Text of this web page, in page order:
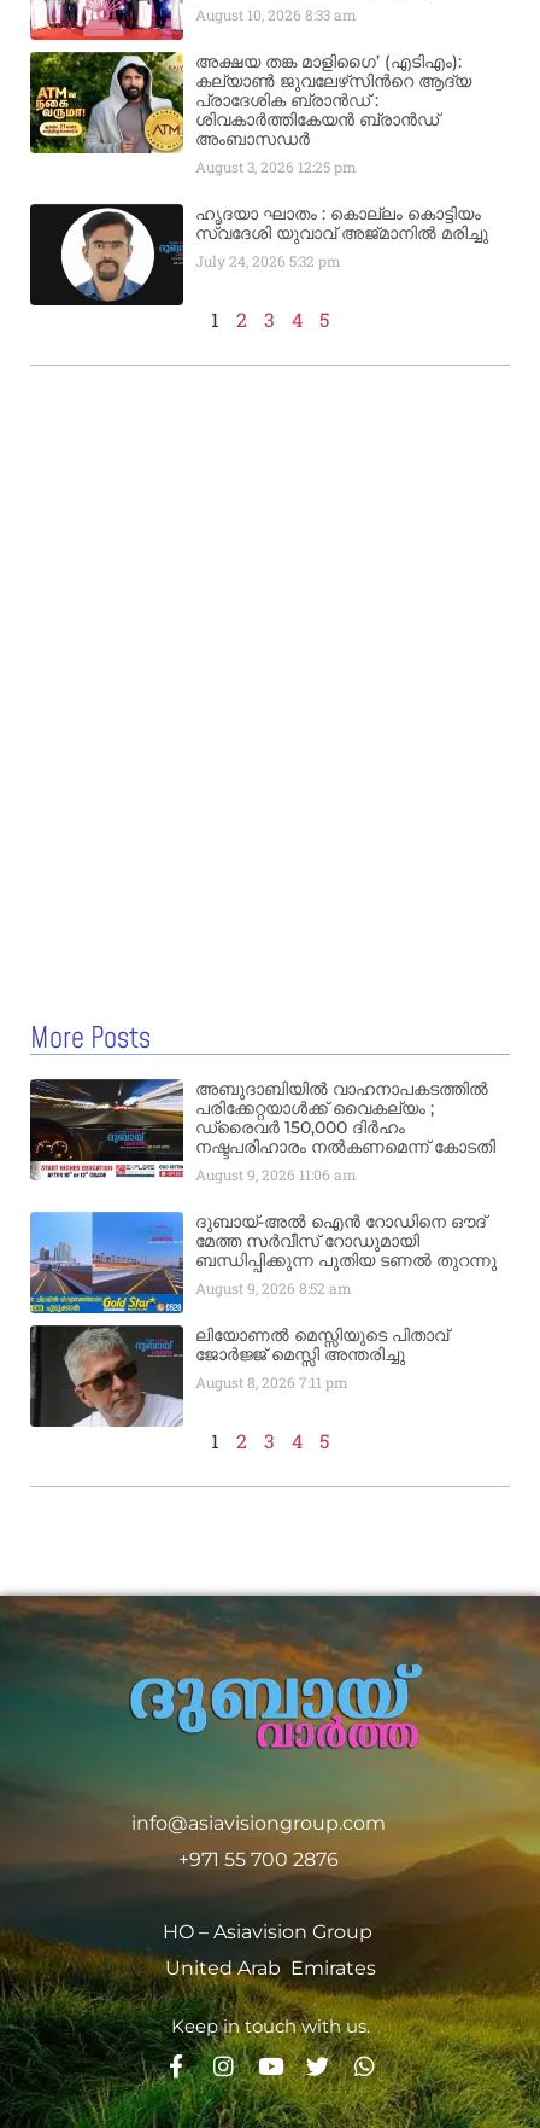
August 10, 20268:33 am
അക്ഷയ തങ്ക മാളിഗൈ’ (എടിഎം):
കല്യാണ്‍ ജുവലേഴ്‌സിന്‍റെ ആദ്യ
പ്രാദേശിക ബ്രാന്‍ഡ് :
ശിവകാര്‍ത്തികേയന്‍ ബ്രാന്‍ഡ്
അംബാസഡര്‍
August 3, 2026 12:25 pm
ഹൃദയാ ഘാതം : കൊല്ലം കൊട്ടിയം
സ്വദേശി യുവാവ് അജ്മാനിൽ മരിച്ചു
July 24, 20265:32 pm
1 2 3 4 5
More Posts
അബുദാബിയിൽ വാഹനാപകടത്തിൽ
പരിക്കേറ്റയാൾക്ക് വൈകല്യം ;
ഡ്രൈവർ 150,000 ദിർഹം
നഷ്ടപരിഹാരം നൽകണമെന്ന് കോടതി
August 9, 2026 11:06 am
ദുബായ്-അൽ ഐൻ റോഡിനെ ഔദ്
മേത്ത സർവീസ് റോഡുമായി
ബന്ധിപ്പിക്കുന്ന പുതിയ ടണൽ തുറന്നു
August 9, 20268:52 am
ലിയോണൽ മെസ്സിയുടെ പിതാവ്
ജോർജ്ജ് മെസ്സി അന്തരിച്ചു
August 8, 20267:11 pm
1 2 3 4 5
info@asiavisiongroup.com
+971 55 700 2876
HO – Asiavision Group
United Arab Emirates
Keep in touch with us.